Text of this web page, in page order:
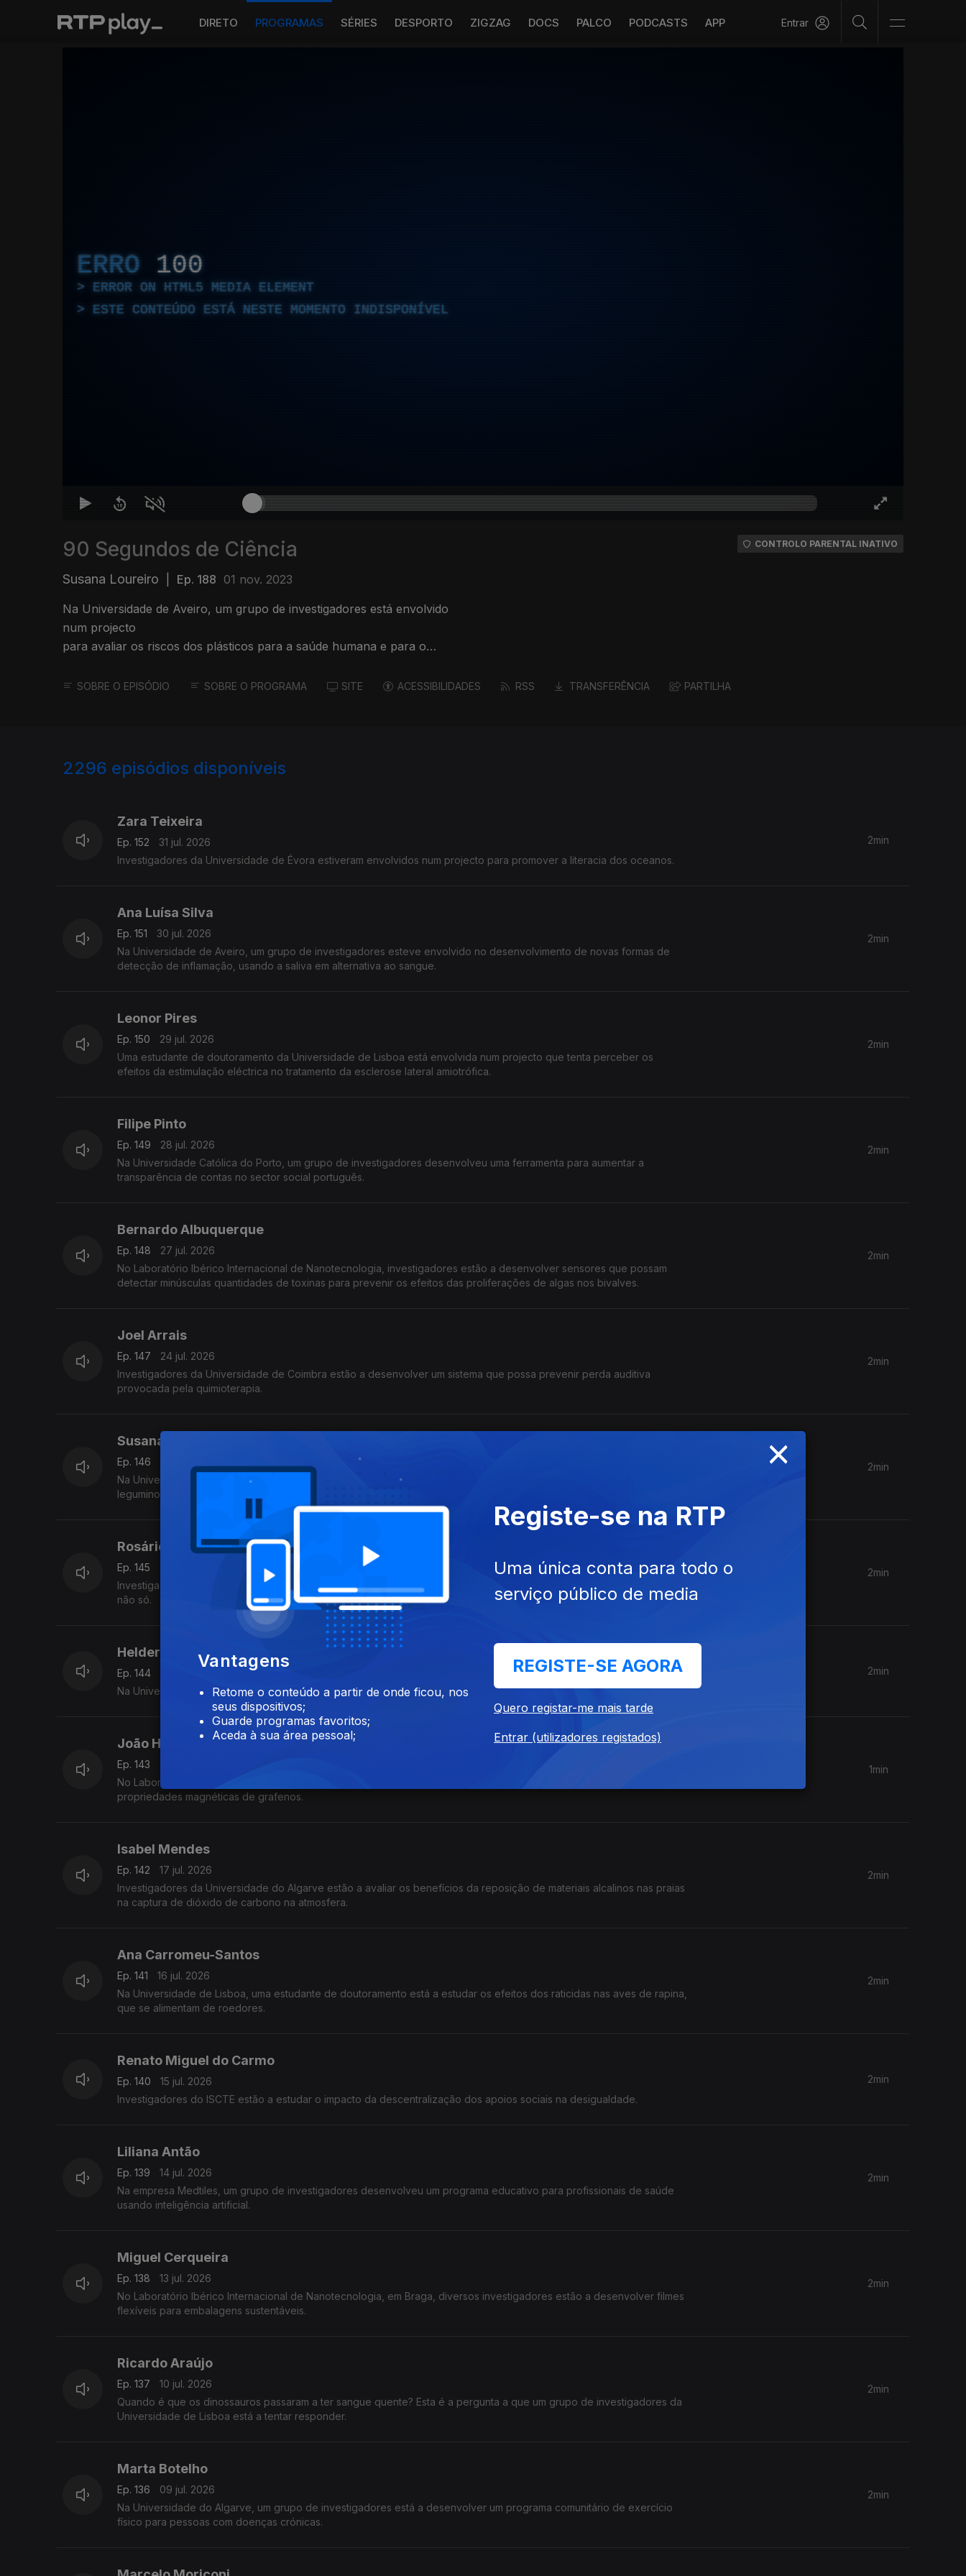
DIRETO PROGRAMAS SÉRIES DESPORTO ZIGZAG DOCS PALCO PODCASTS APP Entrar
ERRO 100
ERROR ON HTML5 MEDIA ELEMENT
ESTE CONTEÚDO ESTÁ NESTE MOMENTO INDISPONÍVEL
90 Segundos de Ciência
Susana Loureiro Ep. 188 01 nov. 2023
Na Universidade de Aveiro, um grupo de investigadores está envolvido
num projecto
para avaliar os riscos dos plásticos para a saúde humana e para o
CONTROLO PARENTAL INATIVO
SOBRE O EPISÓDIO SOBRE O PROGRAMA SITE ACESSIBILIDADES RSS TRANSFERÊNCIA PARTILHA
2296 episódios disponíveis
Zara Teixeira
Ep. 152
31 jul. 2026
Investigadores da Universidade de Évora estiveram envolvidos num projecto para promover a literacia dos oceanos.
2min
Ana Luísa Silva
Ep. 151
30 jul. 2026
Na Universidade de Aveiro, um grupo de investigadores esteve envolvido no desenvolvimento de novas formas de
detecção de inflamação, usando a saliva em alternativa ao sangue.
2min
Leonor Pires
Ep. 150
29 jul. 2026
Uma estudante de doutoramento da Universidade de Lisboa está envolvida num projecto que tenta perceber os
efeitos da estimulação eléctrica no tratamento da esclerose lateral amiotrófica.
2min
Filipe Pinto
Ep. 149
28 jul. 2026
Na Universidade Católica do Porto, um grupo de investigadores desenvolveu uma ferramenta para aumentar a
transparência de contas no sector social português.
2min
Bernardo Albuquerque
Ep. 148
27 jul. 2026
No Laboratório Ibérico Internacional de Nanotecnologia, investigadores estão a desenvolver sensores que possam
detectar minúsculas quantidades de toxinas para prevenir os efeitos das proliferações de algas nos bivalves.
2min
Joel Arrais
Ep. 147
24 jul. 2026
Investigadores da Universidade de Coimbra estão a desenvolver um sistema que possa prevenir perda auditiva
provocada pela quimioterapia.
2min
Susana Leitão
Ep. 146
Na Universidade Nova de Lisboa, um grupo de investigadores está envolvido num projecto para promover o cultivo de
leguminosas na Europa.
2min
Rosário Domingues
Ep. 145
Investigadores da Universidade de Aveiro estão a usar resíduos de peixes para produzir outros produtos alimentares e
não só.
2min
Helder Oliveira
Ep. 144
Na Universidade do Porto, um grupo de investigadores está a explorar as potencialidades das flores comestíveis.
2min
João Henriques
Ep. 143
No Laboratório Ibérico Internacional de Nanotecnologia, em Braga, um estudante de doutoramento está a estudar as
propriedades magnéticas de grafenos.
1min
Isabel Mendes
Ep. 142
17 jul. 2026
Investigadores da Universidade do Algarve estão a avaliar os benefícios da reposição de materiais alcalinos nas praias
na captura de dióxido de carbono na atmosfera.
2min
Ana Carromeu-Santos
Ep. 141
16 jul. 2026
Na Universidade de Lisboa, uma estudante de doutoramento está a estudar os efeitos dos raticidas nas aves de rapina,
que se alimentam de roedores.
2min
Renato Miguel do Carmo
Ep. 140
15 jul. 2026
Investigadores do ISCTE estão a estudar o impacto da descentralização dos apoios sociais na desigualdade.
2min
Liliana Antão
Ep. 139
14 jul. 2026
Na empresa Medtiles, um grupo de investigadores desenvolveu um programa educativo para profissionais de saúde
usando inteligência artificial.
2min
Miguel Cerqueira
Ep. 138
13 jul. 2026
No Laboratório Ibérico Internacional de Nanotecnologia, em Braga, diversos investigadores estão a desenvolver filmes
flexíveis para embalagens sustentáveis.
2min
Ricardo Araújo
Ep. 137
10 jul. 2026
Quando é que os dinossauros passaram a ter sangue quente? Esta é a pergunta a que um grupo de investigadores da
Universidade de Lisboa está a tentar responder.
2min
Marta Botelho
Ep. 136
09 jul. 2026
Na Universidade do Algarve, um grupo de investigadores está a desenvolver um programa comunitário de exercício
físico para pessoas com doenças crónicas.
2min
×
Vantagens
Retome o conteúdo a partir de onde ficou, nos
seus dispositivos;
Guarde programas favoritos;
Aceda à sua área pessoal;
Registe-se na RTP
Uma única conta para todo o
serviço público de media
REGISTE-SE AGORA
Quero registar-me mais tarde
Entrar (utilizadores registados)